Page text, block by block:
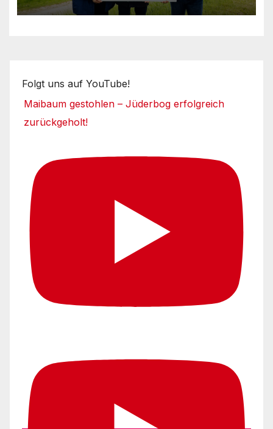
Folgt uns auf YouTube!
Maibaum gestohlen – Jüderbog erfolgreich
zurückgeholt!